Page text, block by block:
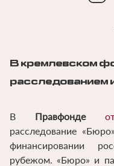
В кремлевском
расследованием
В Правфонде
расследование
финансировании
рубежом. «Бюро» и